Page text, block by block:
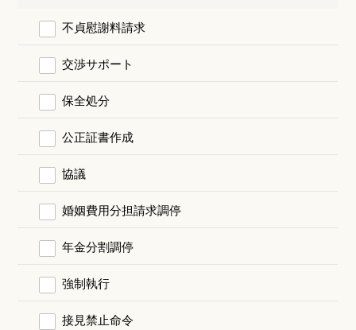
不貞慰謝料請求
交渉サポート
保全処分
公正証書作成
協議
婚姻費用分担請求調停
年金分割調停
強制執行
接見禁止命令